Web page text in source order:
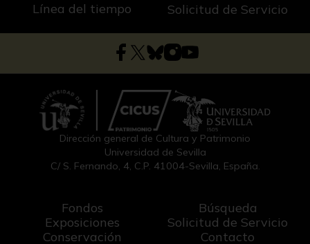
Línea del tiempo Solicitud de Servicio
Dirección general de Cultura y Patrimonio
Universidad de Sevilla
C/ S. Fernando, 4, C.P. 41004-Sevilla, España.
Fondos
Exposiciones
Conservación
Búsqueda
Solicitud de Servicio
Contacto